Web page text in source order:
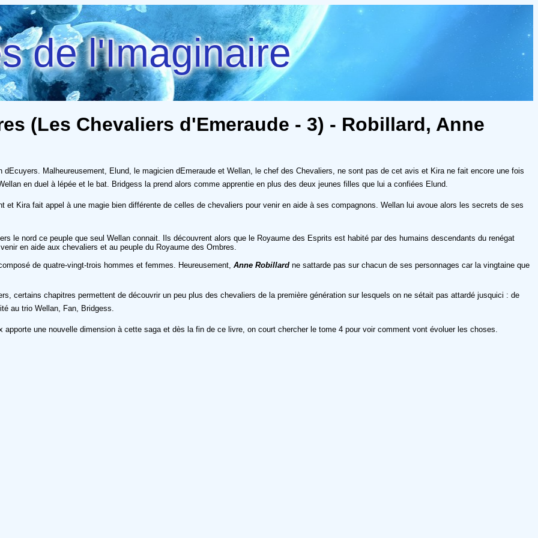
de l'Imaginaire
(Les Chevaliers d'Emeraude - 3) - Robillard, Anne
Malheureusement, Elund, le magicien dEmeraude et Wellan, le chef des Chevaliers, ne sont pas de cet avis et Kira ne fait encore une fois
en duel à lépée et le bat. Bridgess la prend alors comme apprentie en plus des deux jeunes filles que lui a confiées Elund.
et Kira fait appel à une magie bien différente de celles de chevaliers pour venir en aide à ses compagnons. Wellan lui avoue alors les secrets de ses
le nord ce peuple que seul Wellan connait. Ils découvrent alors que le Royaume des Esprits est habité par des humains descendants du renégat
en aide aux chevaliers et au peuple du Royaume des Ombres.
de quatre-vingt-trois hommes et femmes. Heureusement, Anne Robillard ne sattarde pas sur chacun de ses personnages car la vingtaine que
certains chapitres permettent de découvrir un peu plus des chevaliers de la première génération sur lesquels on ne sétait pas attardé jusquici : de
au trio Wellan, Fan, Bridgess.
apporte une nouvelle dimension à cette saga et dès la fin de ce livre, on court chercher le tome 4 pour voir comment vont évoluer les choses.